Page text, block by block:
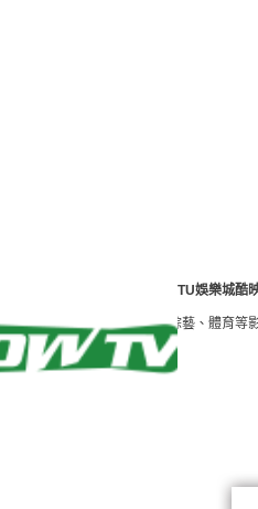
TU娛樂城酷
線上看 tv電視劇、綜藝、體育等影片線